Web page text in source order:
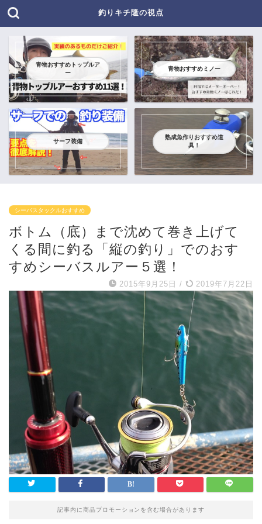
釣りキチ隆の視点
青物おすすめトップルア
ー
青物おすすめミノー
サーフ装備
熟成魚作りおすすめ道
具！
シーバスタックルおすすめ
ボトム（底）まで沈めて巻き上げて
くる間に釣る「縦の釣り」でのおす
すめシーバスルアー５選！
2015年9月25日 / 2019年7月22日
記事内に商品プロモーションを含む場合があります